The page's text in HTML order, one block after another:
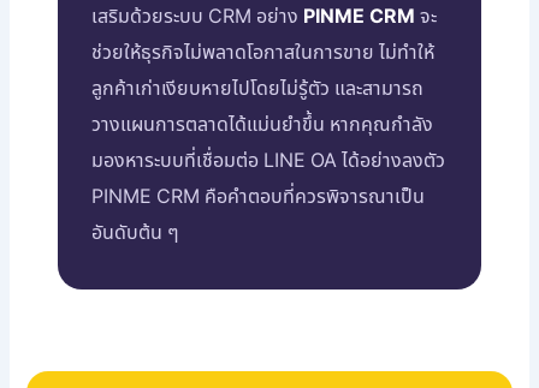
เสริมด้วยระบบ CRM อย่าง PINME CRM จะ
ช่วยให้ธุรกิจไม่พลาดโอกาสในการขาย ไม่ทำให้
ลูกค้าเก่าเงียบหายไปโดยไม่รู้ตัว และสามารถ
วางแผนการตลาดได้แม่นยำขึ้น หากคุณกำลัง
มองหาระบบที่เชื่อมต่อ LINE OA ได้อย่างลงตัว
PINME CRM คือคำตอบที่ควรพิจารณาเป็น
อันดับต้น ๆ